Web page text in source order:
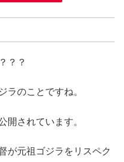
？？
ラのことですね。
開されています。
が元祖ゴジラをリスペク